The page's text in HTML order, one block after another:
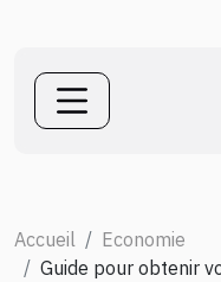
Accueil
Economie
Guide pour obtenir